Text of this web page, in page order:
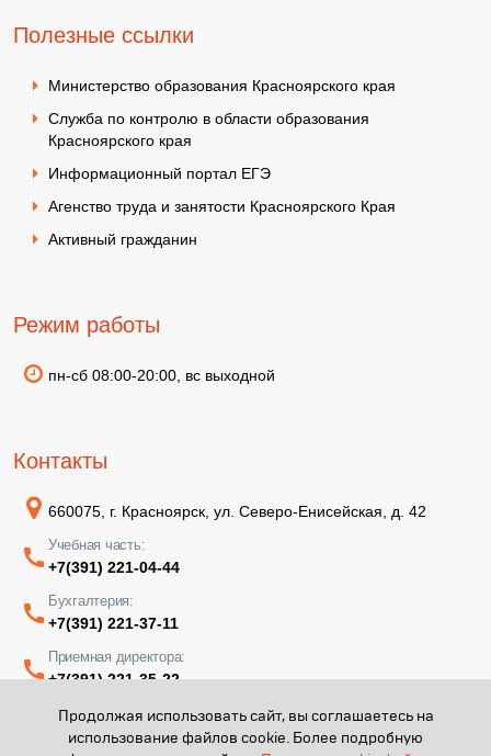
Полезные ссылки
Министерство образования Красноярского края
Служба по контролю в области образования
Красноярского края
Информационный портал ЕГЭ
Агенство труда и занятости Красноярского Края
Активный гражданин
Режим работы
пн-сб 08:00-20:00, вс выходной
Контакты
660075, г. Красноярск, ул. Северо-Енисейская, д. 42
Учебная часть:
+7(391) 221-04-44
Бухгалтерия:
+7(391) 221-37-11
Приемная директора:
+7(391) 221-35-22
Продолжая использовать сайт, вы соглашаетесь на
использование файлов cookie. Более подробную